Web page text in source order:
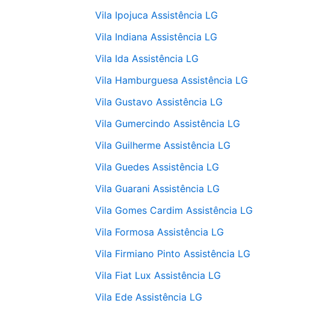
Vila Ipojuca Assistência LG
Vila Indiana Assistência LG
Vila Ida Assistência LG
Vila Hamburguesa Assistência LG
Vila Gustavo Assistência LG
Vila Gumercindo Assistência LG
Vila Guilherme Assistência LG
Vila Guedes Assistência LG
Vila Guarani Assistência LG
Vila Gomes Cardim Assistência LG
Vila Formosa Assistência LG
Vila Firmiano Pinto Assistência LG
Vila Fiat Lux Assistência LG
Vila Ede Assistência LG